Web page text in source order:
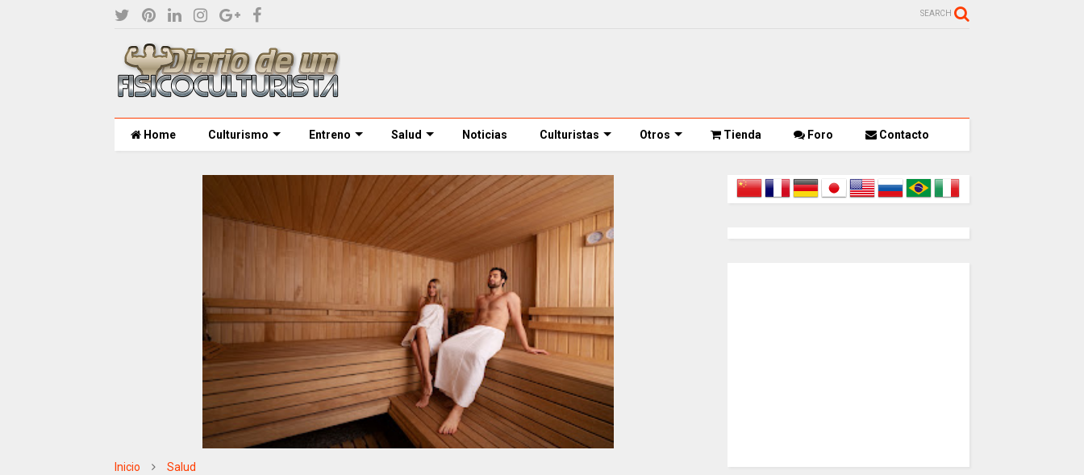
SEARCH
Home Culturismo Entreno Salud Noticias Culturistas Otros Tienda Foro Contacto
Inicio Salud